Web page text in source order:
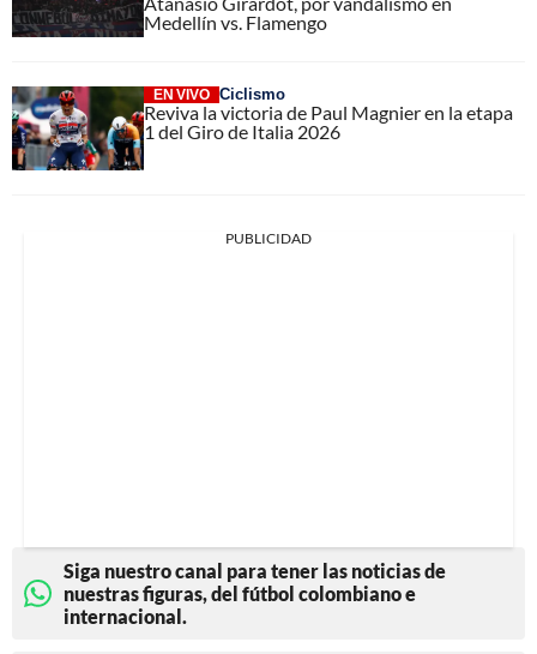
Medellín vs. Flamengo
EN VIVO Ciclismo
Reviva la victoria de Paul Magnier en la etapa
1 del Giro de Italia 2026
PUBLICIDAD
Siga nuestro canal para tener las noticias de
nuestras figuras, del fútbol colombiano e
internacional.